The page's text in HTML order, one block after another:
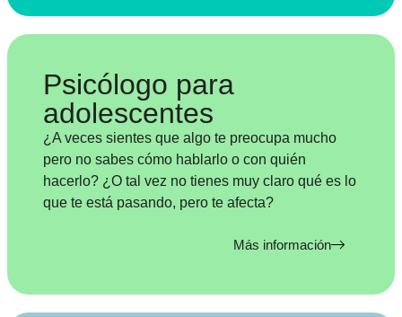
Psicólogo para
adolescentes
¿A veces sientes que algo te preocupa mucho
pero no sabes cómo hablarlo o con quién
hacerlo? ¿O tal vez no tienes muy claro qué es lo
que te está pasando, pero te afecta?
Más información